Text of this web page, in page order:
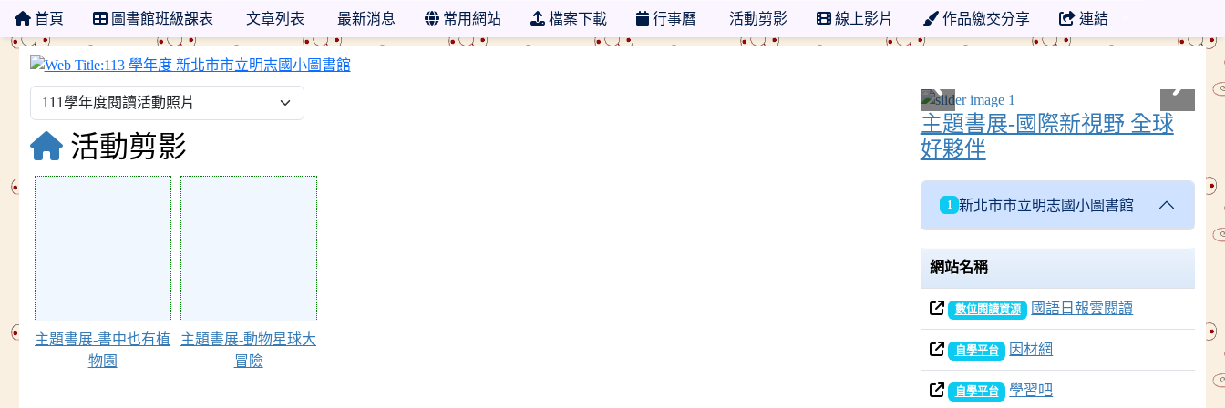
首頁 圖書館班級課表 文章列表 最新消息 常用網站 檔案下載 行事曆 活動剪影 線上影片 作品繳交分享 連結
113 學年度 新北市市立明志國小圖書館
活動剪影
主題書展-書中也有植
物園
主題書展-動物星球大
冒險
主題書展-國際新視野 全球
好夥伴
1 新北市市立明志國小圖書館
網站名稱
數位閱讀資源 國語日報雲閱讀
自學平台 因材網
自學平台 學習吧